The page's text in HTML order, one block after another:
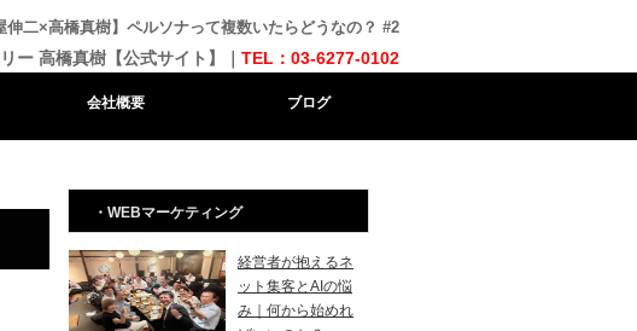
伸二×高橋真樹】ペルソナって複数いたらどうなの？ #2
ー 高橋真樹【公式サイト】｜ TEL：03-6277-0102
会社概要 ブログ
・WEBマーケティング
経営者が抱えるネ
ット集客とAIの悩
み｜何から始めれ